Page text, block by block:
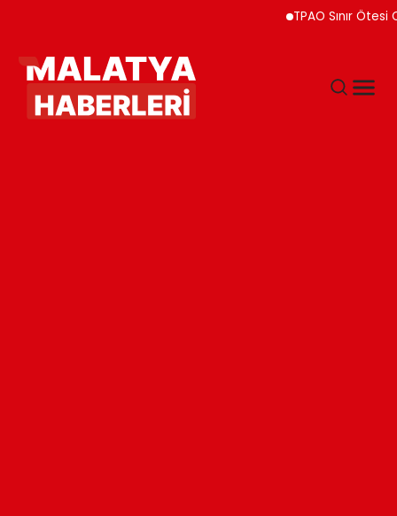
TPAO Sınır Ötesi